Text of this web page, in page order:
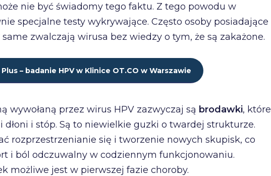
nie być świadomy tego faktu. Z tego powodu w
specjalne testy wykrywające. Często osoby posiadające
zwalczają wirusa bez wiedzy o tym, że są zakażone.
– badanie HPV w Klinice OT.CO w Warszawie
wywołaną przez wirus HPV zazwyczaj są brodawki, które
i stóp. Są to niewielkie guzki o twardej strukturze.
rozprzestrzenianie się i tworzenie nowych skupisk, co
i ból odczuwalny w codziennym funkcjonowaniu.
możliwe jest w pierwszej fazie choroby.